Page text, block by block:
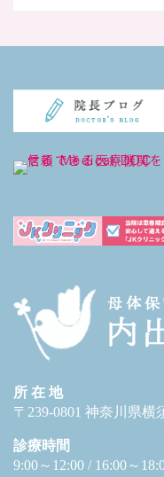
所 在 地
〒239-0801 神奈川県
診療時間
9:00～12:00 / 16:00～